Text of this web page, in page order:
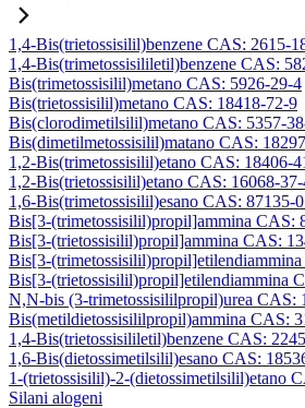
1,4-Bis(trietossisilil)benzene CAS: 2615-
1,4-Bis(trimetossisililetil)benzene CAS:
Bis(trimetossisilil)metano CAS: 5926-29-4
Bis(trietossisilil)metano CAS: 18418-72-9
Bis(clorodimetilsilil)metano CAS: 5357-
Bis(dimetilmetossisilil)matano CAS:
1,2-Bis(trimetossisilil)etano CAS: 18406-
1,2-Bis(trietossisilil)etano CAS: 16068-
1,6-Bis(trimetossisilil)esano CAS: 87135-
Bis[3-(trimetossisilil)propil]ammina CAS:
Bis[3-(trietossisilil)propil]ammina CAS:
Bis[3-
Bis[3-(trietossisilil)propil]etilendiammina
N,N-bis (3-trimetossisililpropil)urea CAS:
Bis(metildietossisililpropil)ammina CAS:
1,4-Bis(trietossisililetil)benzene CAS:
1,6-Bis(dietossimetilsilil)esano CAS:
1-(trietossisilil)-2-(dietossimetilsilil)etano
Silani alogeni